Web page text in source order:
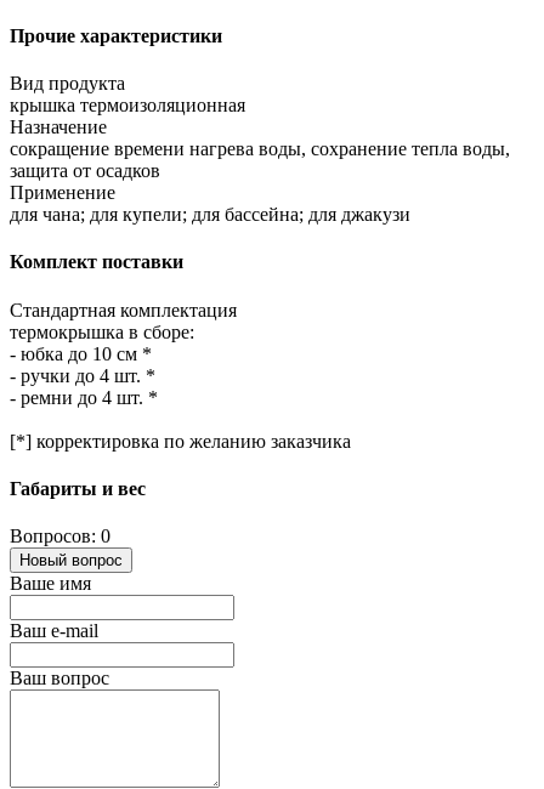
Прочие характеристики
Вид продукта
крышка термоизоляционная
Назначение
сокращение времени нагрева воды, сохранение тепла воды,
защита от осадков
Применение
для чана; для купели; для бассейна; для джакузи
Комплект поставки
Стандартная комплектация
термокрышка в сборе:
- юбка до 10 см *
- ручки до 4 шт. *
- ремни до 4 шт. *
[*] корректировка по желанию заказчика
Габариты и вес
Вопросов: 0
Новый вопрос
Ваше имя
Ваш e-mail
Ваш вопрос